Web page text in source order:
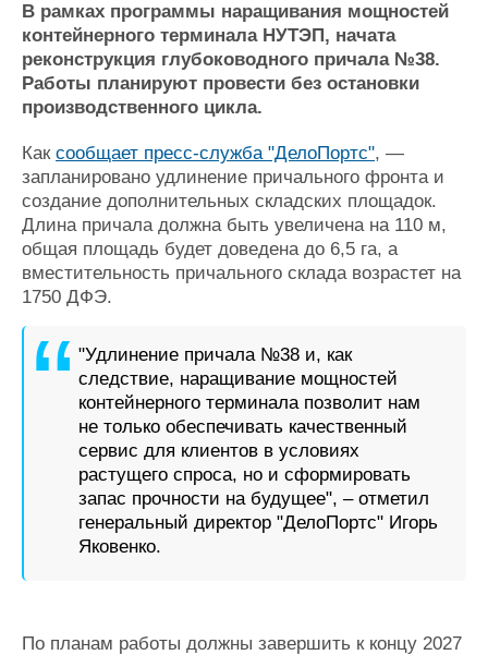
Компании
Репутация
Работа
Реклама
Оборудование
Изделия
Материалы
Услуги
Конференции
Выставки и семинары
Личности
Словарь
Флот
Галерея флота
Форум
В рамках программы наращивания мощностей
контейнерного терминала НУТЭП, начата
реконструкция глубоководного причала №38.
Работы планируют провести без остановки
производственного цикла.
Как сообщает пресс-служба "ДелоПортс", —
запланировано удлинение причального фронта и
создание дополнительных складских площадок.
Длина причала должна быть увеличена на 110 м,
общая площадь будет доведена до 6,5 га, а
вместительность причального склада возрастет на
1750 ДФЭ.
"Удлинение причала №38 и, как
следствие, наращивание мощностей
контейнерного терминала позволит нам
не только обеспечивать качественный
сервис для клиентов в условиях
растущего спроса, но и сформировать
запас прочности на будущее", – отметил
генеральный директор "ДелоПортс" Игорь
Яковенко.
По планам работы должны завершить к концу 2027